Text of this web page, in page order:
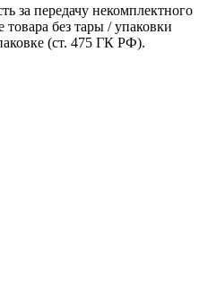
за передачу некомплектного
без тары / упаковки
(ст. 475 ГК РФ).